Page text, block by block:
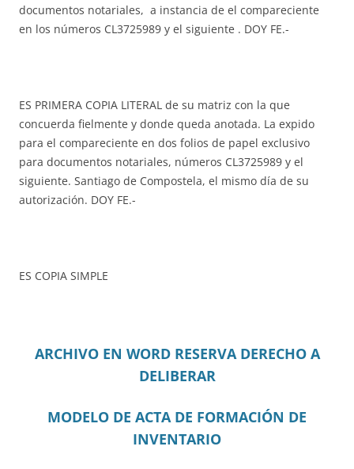
documentos notariales, a instancia de el compareciente
en los números CL3725989 y el siguiente . DOY FE.-
ES PRIMERA COPIA LITERAL de su matriz con la que
concuerda fielmente y donde queda anotada. La expido
para el compareciente en dos folios de papel exclusivo
para documentos notariales, números CL3725989 y el
siguiente. Santiago de Compostela, el mismo día de su
autorización. DOY FE.-
ES COPIA SIMPLE
ARCHIVO EN WORD RESERVA DERECHO A
DELIBERAR
MODELO DE ACTA DE FORMACIÓN DE
INVENTARIO